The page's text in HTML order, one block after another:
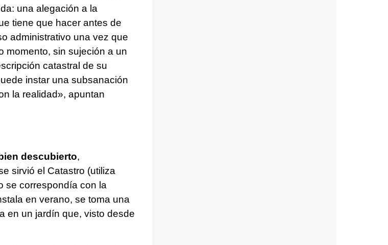
una alegación a la
tiene que hacer antes de
administrativo una vez que
momento, sin sujeción a un
catastral de su
instar una subsanación
la realidad», apuntan
descubierto,
sirvió el Catastro (utiliza
se correspondía con la
en verano, se toma una
en un jardín que, visto desde